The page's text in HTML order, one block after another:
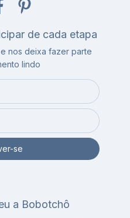
de cada etapa
nos deixa fazer parte
lindo
a Bobotchô